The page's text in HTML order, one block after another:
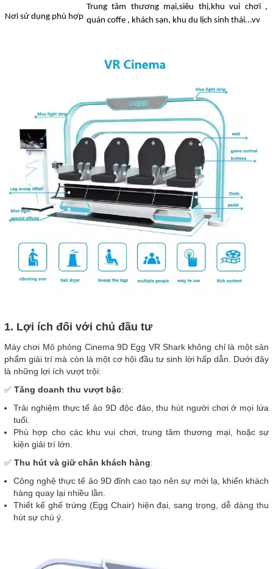
Nơi sử dụng phù hợp
Trung tâm thương mại,siêu thị,khu vui chơi ,
quán coffe , khách sạn, khu du lịch sinh thái...vv
1. Lợi ích đối với chủ đầu tư
Máy chơi Mô phỏng Cinema 9D Egg VR Shark không chỉ là một sản
phẩm giải trí mà còn là một cơ hội đầu tư sinh lời hấp dẫn. Dưới đây
là những lợi ích vượt trội:
✅ Tăng doanh thu vượt bậc:
Trải nghiệm thực tế ảo 9D độc đáo, thu hút người chơi ở mọi lứa
tuổi.
Phù hợp cho các khu vui chơi, trung tâm thương mại, hoặc sự
kiện giải trí lớn.
✅ Thu hút và giữ chân khách hàng:
Công nghệ thực tế ảo 9D đỉnh cao tạo nên sự mới lạ, khiến khách
hàng quay lại nhiều lần.
Thiết kế ghế trứng (Egg Chair) hiện đại, sang trọng, dễ dàng thu
hút sự chú ý.